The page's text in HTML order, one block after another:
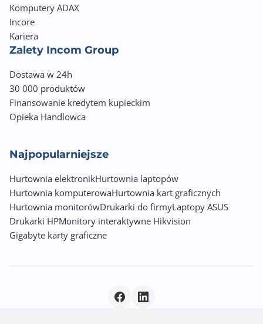
Komputery ADAX
Incore
Kariera
Zalety Incom Group
Dostawa w 24h
30 000 produktów
Finansowanie kredytem kupieckim
Opieka Handlowca
Najpopularniejsze
Hurtownia elektronikHurtownia laptopów
Hurtownia komputerowaHurtownia kart graficznych
Hurtownia monitorówDrukarki do firmyLaptopy ASUS
Drukarki HPMonitory interaktywne Hikvision
Gigabyte karty graficzne